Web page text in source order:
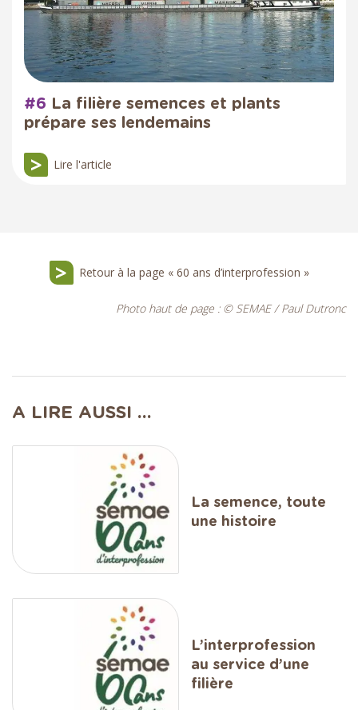
#6 La filière semences et plants
prépare ses lendemains
Lire l'article
Retour à la page « 60 ans d’interprofession »
Photo haut de page : © SEMAE / Paul Dutronc
A LIRE AUSSI ...
La semence, toute
une histoire
L’interprofession
au service d’une
filière